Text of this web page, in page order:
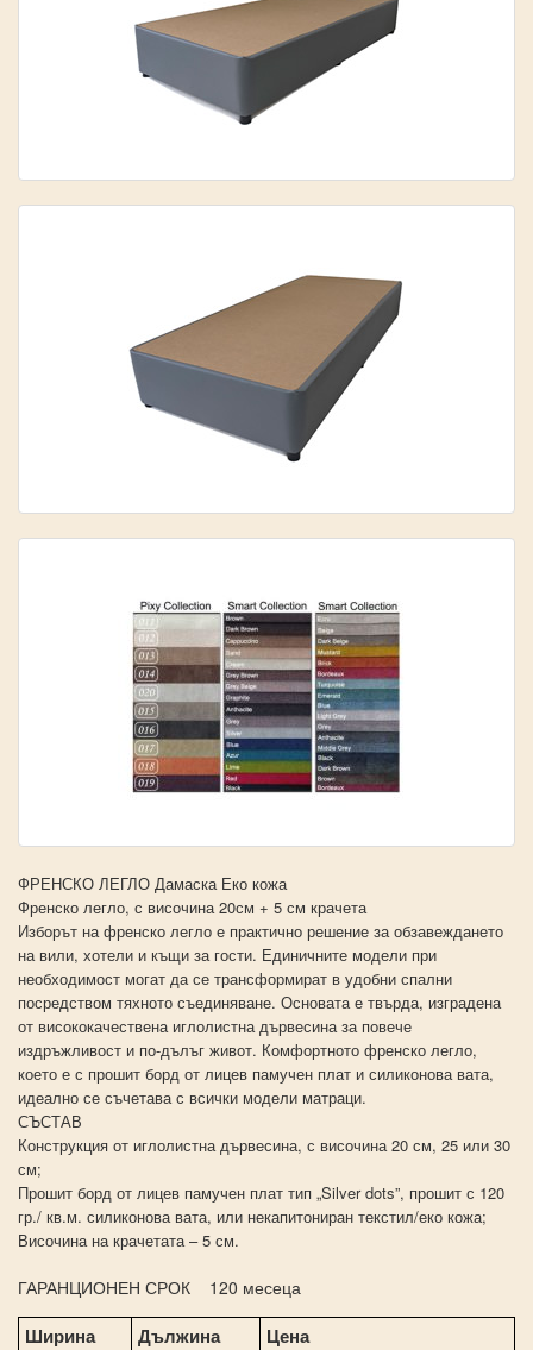
ФРЕНСКО ЛЕГЛО Дамаска Еко кожа
Френско легло, с височина 20см + 5 см крачета
Изборът на френско легло е практично решение за обзавеждането
на вили, хотели и къщи за гости. Единичните модели при
необходимост могат да се трансформират в удобни спални
посредством тяхното съединяване. Основата е твърда, изградена
от висококачествена иглолистна дървесина за повече
издръжливост и по-дълъг живот. Комфортното френско легло,
което е с прошит борд от лицев памучен плат и силиконова вата,
идеално се съчетава с всички модели матраци.
СЪСТАВ
Конструкция от иглолистна дървесина, с височина 20 см, 25 или 30
см;
Прошит борд от лицев памучен плат тип „Silver dots”, прошит с 120
гр./ кв.м. силиконова вата, или некапитониран текстил/еко кожа;
Височина на крачетата – 5 см.
ГАРАНЦИОНЕН СРОК 120 месеца
Ширина Дължина Цена